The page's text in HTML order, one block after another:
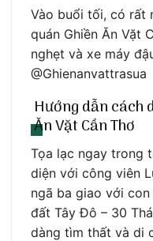
Vào buổi tối, có rất
quán Ghiền Ăn Vặt
nghẹt và xe máy
@Ghienanvattrasua
Hướng dẫn cách
Ăn Vặt Cần Thơ
Tọa lạc ngay trong
diện với công viên
ngã ba giao với
đất Tây Đô – 30
dàng tìm thất và di